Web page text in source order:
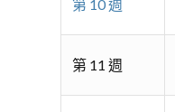
第 10 週
第 11 週